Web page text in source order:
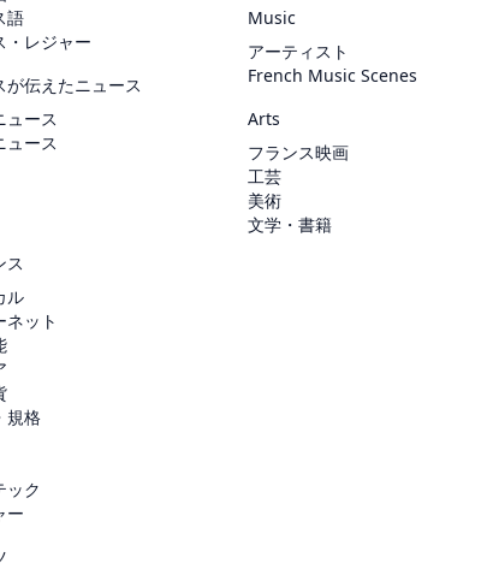
語
・レジャー
が伝えたニュース
ュース
ュース
Music
アーティスト
French Music Scenes
Arts
フランス映画
工芸
美術
文学・書籍
ス
ル
ネット
規格
ック
ー